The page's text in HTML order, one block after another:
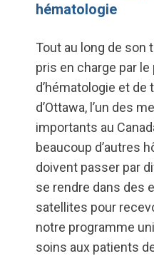
hématologie
Tout au long de son
pris en charge par
d’hématologie et de
d’Ottawa, l’un des
importants au
beaucoup d’autres
doivent passer par
se rendre dans des
satellites pour
notre programme
soins aux patients